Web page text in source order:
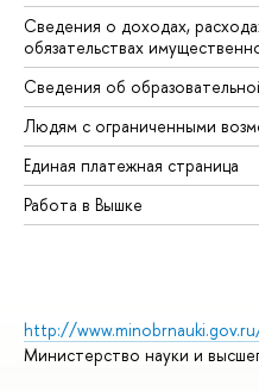
Сведения о доходах,
обязательствах
Сведения об
Людям с ограниченными
Единая платежная страница
Работа в Вышке
http://
Министерство науки и